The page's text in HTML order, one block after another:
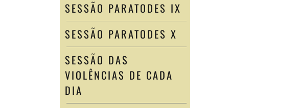
SESSÃO PARATODES IX
SESSÃO PARATODES X
SESSÃO DAS
VIOLÊNCIAS DE CADA
DIA